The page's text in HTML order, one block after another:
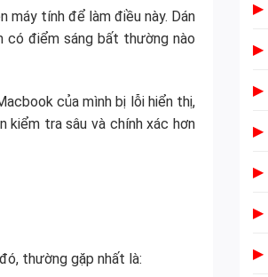
máy tính để làm điều này. Dán
có điểm sáng bất thường nào
của mình bị lỗi hiển thị,
kiểm tra sâu và chính xác hơn
thường gặp nhất là:
▶
▶
▶
▶
▶
▶
▶